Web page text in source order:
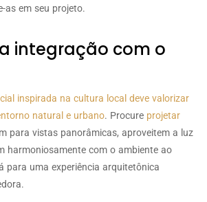
as em seu projeto.
integração com o
inspirada na cultura local deve valorizar
natural e urbano. Procure projetar
para vistas panorâmicas, aproveitem a luz
harmoniosamente com o ambiente ao
para uma experiência arquitetônica